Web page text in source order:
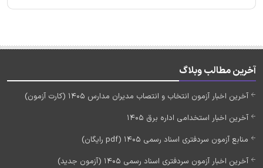
آخرین مطالب وبلاگ
آخرین اخبار آزمون انتخاب و انتصاب مدیران مدارس 1405 (کارت آزمون)
آخرین اخبار استخدامی اداره برق 1405
منابع آزمون سردفتری اسناد رسمی 1405 (pdf رایگان)
آخرین اخبار آزمون سردفتری اسناد رسمی 1405 (آزمون جدید)